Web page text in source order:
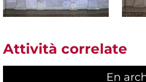
Attività correlate
En